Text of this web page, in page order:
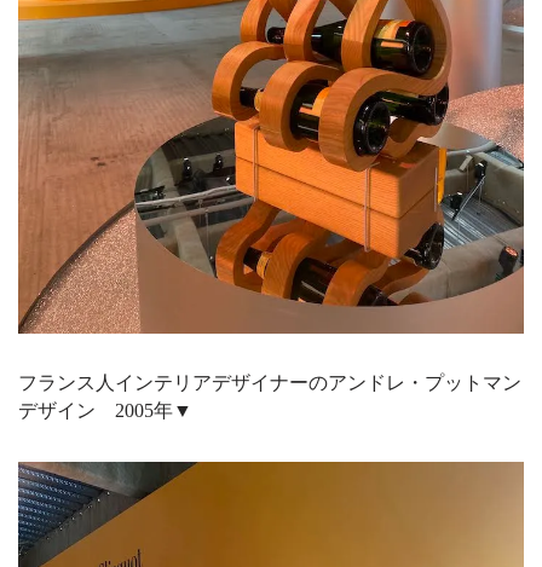
フランス人インテリアデザイナーのアンドレ・プットマン
デザイン 2005年▼